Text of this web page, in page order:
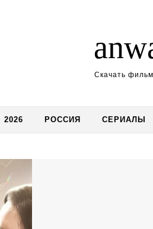
Скачать
2026 РОССИЯ СЕРИАЛЫ